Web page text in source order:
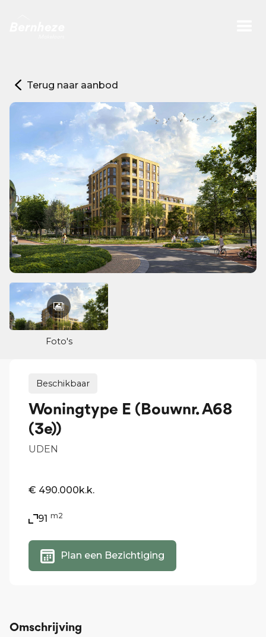
Terug naar aanbod
Foto's
Beschikbaar
Woningtype E (Bouwnr. A68
(3e))
UDEN
€ 490.000k.k.
91 m2
Plan een Bezichtiging
Omschrijving